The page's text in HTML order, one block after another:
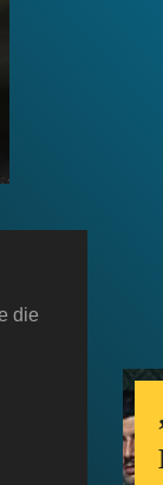
die